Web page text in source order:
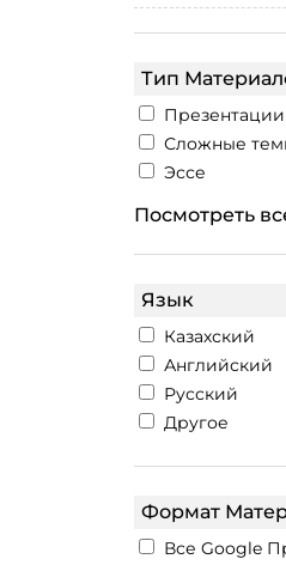
Тип
Презентации
Сложные
Эссе
Посмотреть
Язык
Казахский
Английский
Русский
Другое
Формат
Все Google